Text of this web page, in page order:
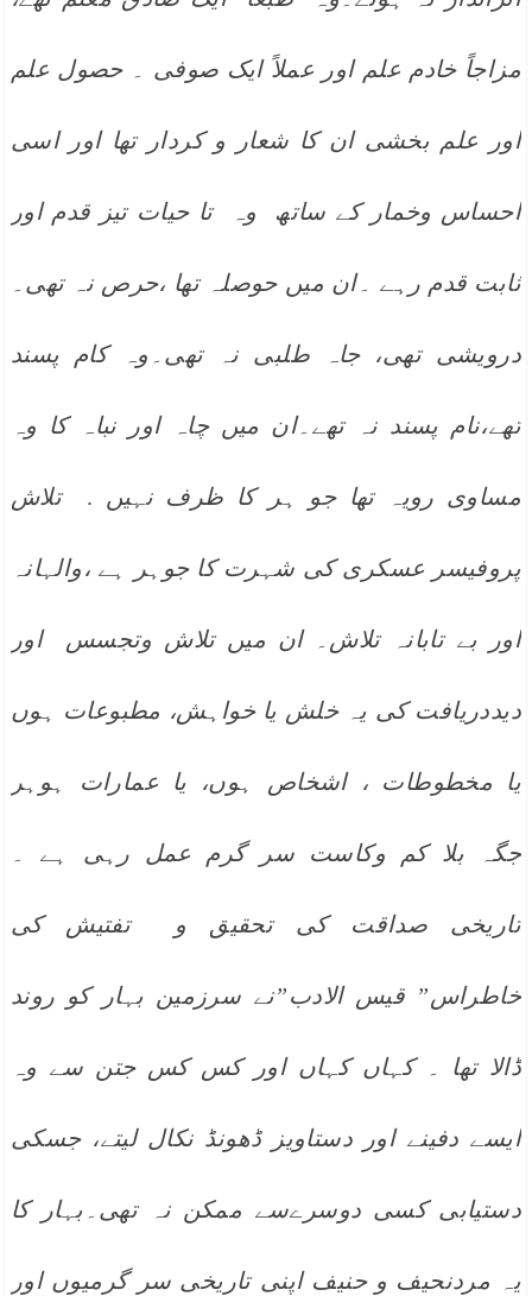
مزاجاً خادم علم اور عملاً ایک صوفی ۔ حصول علم
اور علم بخشی ان کا شعار و کردار تھا اور اسی
احساس وخمار کے ساتھ وہ تا حیات تیز قدم اور
ثابت قدم رہے ۔ان میں حوصلہ تھا ،حرص نہ تھی۔
درویشی تھی، جاہ طلبی نہ تھی۔وہ کام پسند
تھے،نام پسند نہ تھے۔ان میں چاہ اور نباہ کا وہ
مساوی رویہ تھا جو ہر کا ظرف نہیں . تلاش
پروفیسر عسکری کی شہرت کا جوہر ہے ،والہانہ
اور بے تابانہ تلاش۔ ان میں تلاش وتجسس اور
دیددریافت کی یہ خلش یا خواہش، مطبوعات ہوں
یا مخطوطات ، اشخاص ہوں، یا عمارات ہوہر
جگہ بلا کم وکاست سر گرم عمل رہی ہے ۔
تاریخی صداقت کی تحقیق و تفتیش کی
خاطراس” قیس الادب”نے سرزمین بہار کو روند
ڈالا تھا ۔ کہاں کہاں اور کس کس جتن سے وہ
ایسے دفینے اور دستاویز ڈھونڈ نکال لیتے، جسکی
دستیابی کسی دوسرےسے ممکن نہ تھی۔بہار کا
یہ مردنحیف و حنیف اپنی تاریخی سر گرمیوں اور